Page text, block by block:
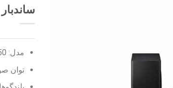
ساندبار 3.1 کاناله سامسونگ 2022 مدل HW-T650
مدل: HW-T650
توان